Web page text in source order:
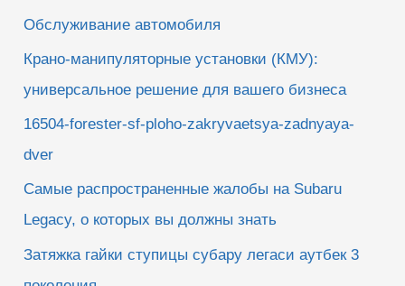
Обслуживание автомобиля
Крано-манипуляторные установки (КМУ):
универсальное решение для вашего бизнеса
16504-forester-sf-ploho-zakryvaetsya-zadnyaya-
dver
Самые распространенные жалобы на Subaru
Legacy, о которых вы должны знать
Затяжка гайки ступицы субару легаси аутбек 3